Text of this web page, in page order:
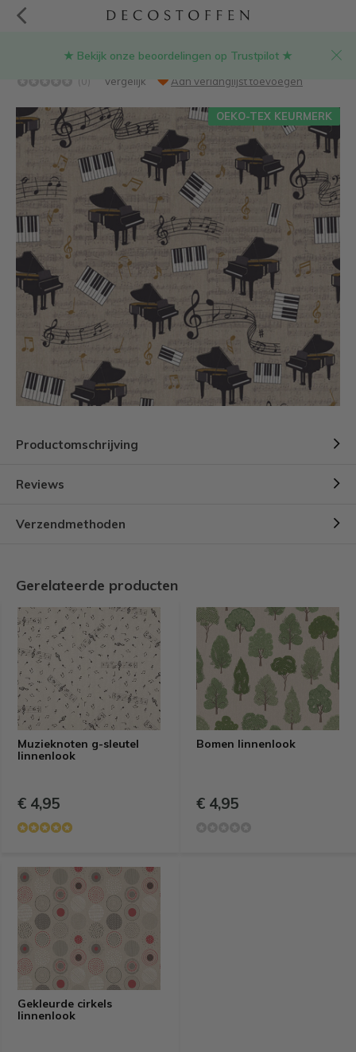
★ Bekijk onze beoordelingen op Trustpilot ★
Piano en muziek linnenlook stof
(0) Vergelijk Aan verlanglijst toevoegen
OEKO-TEX KEURMERK
Productomschrijving
Reviews
Verzendmethoden
Gerelateerde producten
Muzieknoten g-sleutel
linnenlook
€ 4,95
Bomen linnenlook
€ 4,95
Gekleurde cirkels
linnenlook